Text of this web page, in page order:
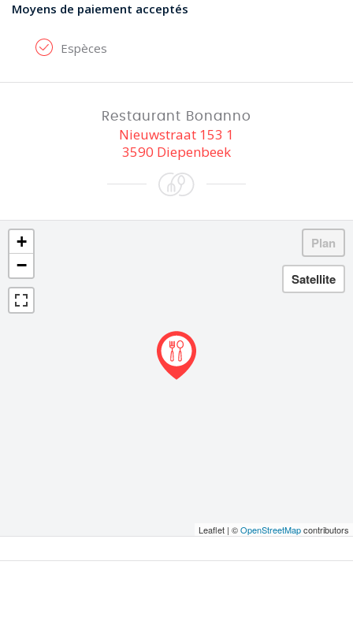
Moyens de paiement acceptés
Espèces
Restaurant Bonanno
Nieuwstraat 153 1
3590 Diepenbeek
+
−
Leaflet | ©OpenStreetMapcontributors